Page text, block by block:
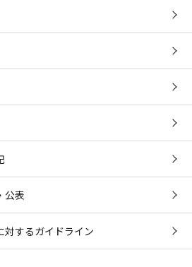
公表
対するガイドライン